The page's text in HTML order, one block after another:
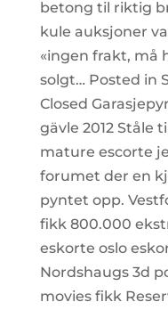
betong til riktig
kule auksjoner
«ingen frakt, må
solgt… Posted in
Closed
gävle 2012 Ståle
mature escorte
forumet der en
pyntet opp.
fikk 800.000
eskorte oslo
Nordshaugs 3d
movies fikk